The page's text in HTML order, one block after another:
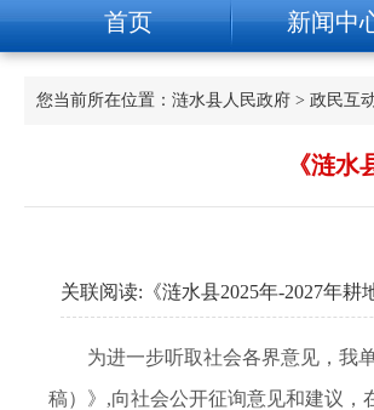
首页 新闻中
您当前所在位置： 涟水县人民政府 > 政民互
《涟
关联阅读: 《涟水县2025年-2027年
为进一步听取社会各界意见，我
稿）》,向社会公开征询意见和建议